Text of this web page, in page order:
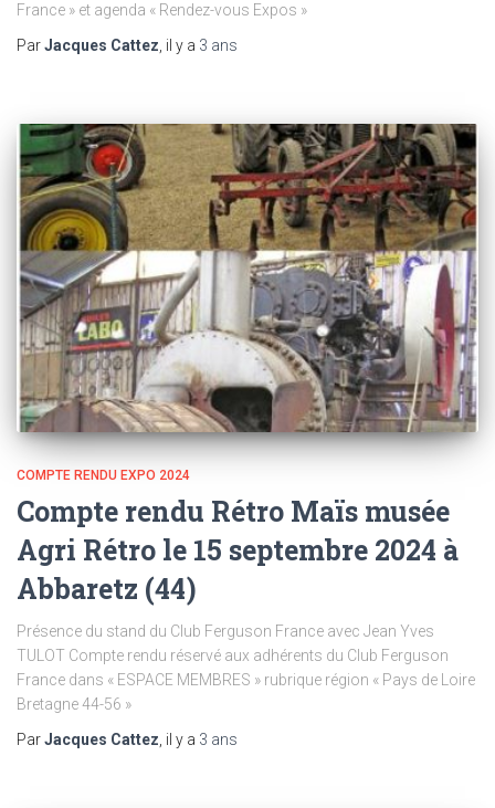
France » et agenda « Rendez-vous Expos »
ParJacques Cattez, il y a 3 ans
COMPTE RENDU EXPO 2024
Compte rendu Rétro Maïs musée
Agri Rétro le 15 septembre 2024 à
Abbaretz (44)
Présence du stand du Club Ferguson France avec Jean Yves
TULOT Compte rendu réservé aux adhérents du Club Ferguson
France dans « ESPACE MEMBRES » rubrique région « Pays de Loire
Bretagne 44-56 »
ParJacques Cattez , il y a 3 ans